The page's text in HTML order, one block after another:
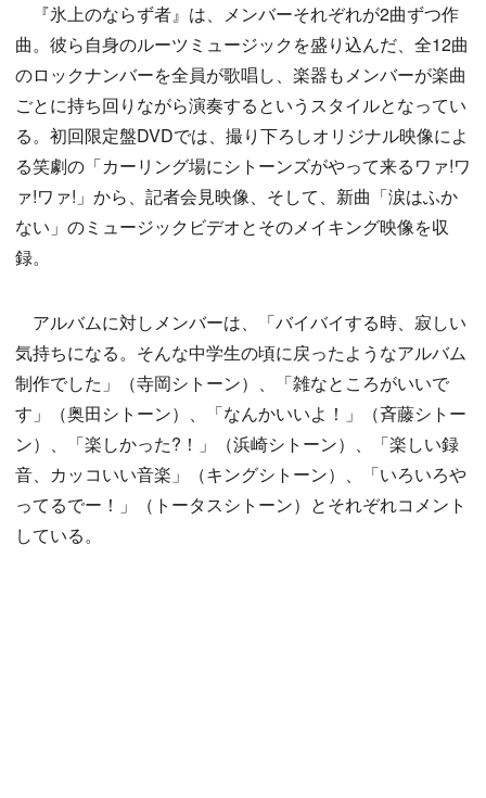
『氷上のならず者』は、メンバーそれぞれが2曲ずつ作
曲。彼ら自身のルーツミュージックを盛り込んだ、全12曲
のロックナンバーを全員が歌唱し、楽器もメンバーが楽曲
ごとに持ち回りながら演奏するというスタイルとなってい
る。初回限定盤DVDでは、撮り下ろしオリジナル映像によ
る笑劇の「カーリング場にシトーンズがやって来るワァ!ワ
ァ!ワァ!」から、記者会見映像、そして、新曲「涙はふか
ない」のミュージックビデオとそのメイキング映像を収
録。
アルバムに対しメンバーは、「バイバイする時、寂しい
気持ちになる。そんな中学生の頃に戻ったようなアルバム
制作でした」（寺岡シトーン）、「雑なところがいいで
す」（奥田シトーン）、「なんかいいよ！」（斉藤シトー
ン）、「楽しかった?！」（浜崎シトーン）、「楽しい録
音、カッコいい音楽」（キングシトーン）、「いろいろや
ってるでー！」（トータスシトーン）とそれぞれコメント
している。